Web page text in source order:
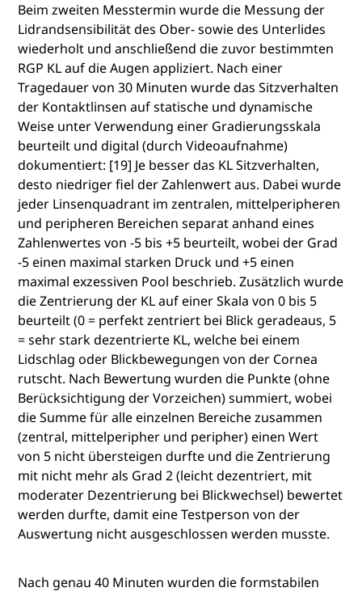
Beim zweiten Messtermin wurde die Messung der
Lidrandsensibilität des Ober- sowie des Unterlides
wiederholt und anschließend die zuvor bestimmten
RGP KL auf die Augen appliziert. Nach einer
Tragedauer von 30 Minuten wurde das Sitzverhalten
der Kontaktlinsen auf statische und dynamische
Weise unter Verwendung einer Gradierungsskala
beurteilt und digital (durch Videoaufnahme)
dokumentiert: [19] Je besser das KL Sitzverhalten,
desto niedriger fiel der Zahlenwert aus. Dabei wurde
jeder Linsenquadrant im zentralen, mittelperipheren
und peripheren Bereichen separat anhand eines
Zahlenwertes von -5 bis +5 beurteilt, wobei der Grad
-5 einen maximal starken Druck und +5 einen
maximal exzessiven Pool beschrieb. Zusätzlich wurde
die Zentrierung der KL auf einer Skala von 0 bis 5
beurteilt (0 = perfekt zentriert bei Blick geradeaus, 5
= sehr stark dezentrierte KL, welche bei einem
Lidschlag oder Blickbewegungen von der Cornea
rutscht. Nach Bewertung wurden die Punkte (ohne
Berücksichtigung der Vorzeichen) summiert, wobei
die Summe für alle einzelnen Bereiche zusammen
(zentral, mittelperipher und peripher) einen Wert
von 5 nicht übersteigen durfte und die Zentrierung
mit nicht mehr als Grad 2 (leicht dezentriert, mit
moderater Dezentrierung bei Blickwechsel) bewertet
werden durfte, damit eine Testperson von der
Auswertung nicht ausgeschlossen werden musste.
Nach genau 40 Minuten wurden die formstabilen